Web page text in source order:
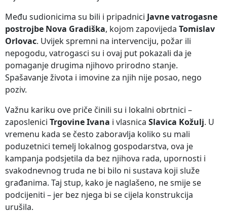
Među sudionicima su bili i pripadnici Javne vatrogasne
postrojbe Nova Gradiška, kojom zapovijeda Tomislav
Orlovac. Uvijek spremni na intervenciju, požar ili
nepogodu, vatrogasci su i ovaj put pokazali da je
pomaganje drugima njihovo prirodno stanje.
Spašavanje života i imovine za njih nije posao, nego
poziv.
Važnu kariku ove priče činili su i lokalni obrtnici –
zaposlenici Trgovine Ivana i vlasnica Slavica Kožulj. U
vremenu kada se često zaboravlja koliko su mali
poduzetnici temelj lokalnog gospodarstva, ova je
kampanja podsjetila da bez njihova rada, upornosti i
svakodnevnog truda ne bi bilo ni sustava koji služe
građanima. Taj stup, kako je naglašeno, ne smije se
podcijeniti – jer bez njega bi se cijela konstrukcija
urušila.